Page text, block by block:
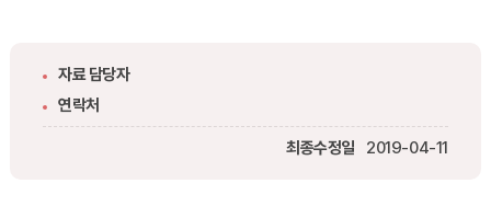
자료 담당자
연락처
최종수정일 2019-04-11